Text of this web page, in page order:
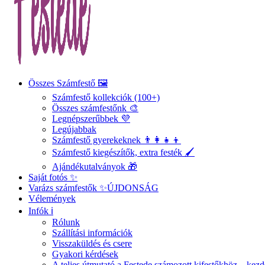
Összes Számfestő 🖼️
Számfestő kollekciók (100+)
Összes számfestőnk 🎨
Legnépszerűbbek 💜
Legújabbak
Számfestő gyerekeknek 👨‍👩‍👧‍👦
Számfestő kiegészítők, extra festék 🖌️
Ajándékutalványok 🎁
Saját fotós ✨
Varázs számfestők ✨ÚJDONSÁG
Vélemények
Infók ℹ️
Rólunk
Szállítási információk
Visszaküldés és csere
Gyakori kérdések